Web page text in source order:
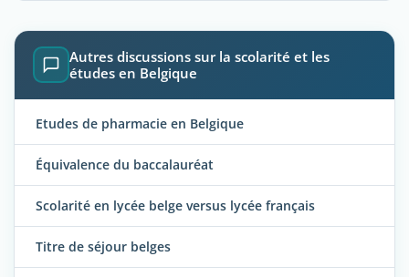
Autres discussions sur la scolarité et les
études en Belgique
Etudes de pharmacie en Belgique
Équivalence du baccalauréat
Scolarité en lycée belge versus lycée français
Titre de séjour belges